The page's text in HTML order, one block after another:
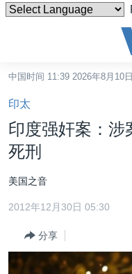
碍
链
接
跳
转
内
容
到
中国
最新国际新闻
印太
分类新闻
经济·金融·贸易
美中关系
中国时间 11:39 2026年8月10
印太
印度强奸案：涉
死刑
美国之音
2012年12月30日 05:30
分享